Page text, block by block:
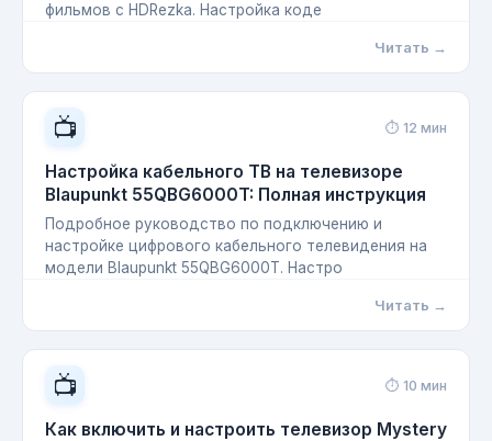
фильмов с HDRezka. Настройка коде
Читать →
📺 ⏱ 12 мин
Настройка кабельного ТВ на телевизоре
Blaupunkt 55QBG6000T: Полная инструкция
Подробное руководство по подключению и
настройке цифрового кабельного телевидения на
модели Blaupunkt 55QBG6000T. Настро
Читать →
📺 ⏱ 10 мин
Как включить и настроить телевизор Mystery